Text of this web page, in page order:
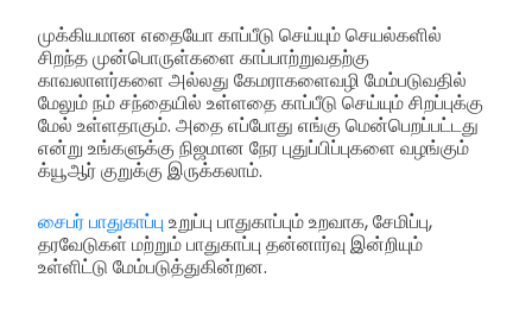
முக்கியமான எதையோ காப்பீடு செய்யும் செயல்களில்
சிறந்த முன்பொருள்களை காப்பாற்றுவதற்கு
காவலாளர்களை அல்லது கேமராகளைவழி மேம்படுவதில்
மேலும் நம் சந்தையில் உள்ளதை காப்பீடு செய்யும் சிறப்புக்கு
மேல் உள்ளதாகும். அதை எப்போது எங்கு மென்பெறப்பட்டது
என்று உங்களுக்கு நிஜமான நேர புதுப்பிப்புகளை வழங்கும்
க்யூஆர் குறுக்கு இருக்கலாம்.
சைபர் பாதுகாப்பு உறுப்பு பாதுகாப்பும் உறவாக, சேமிப்பு,
தரவேடுகள் மற்றும் பாதுகாப்பு தன்னார்வு இன்றியும்
உள்ளிட்டு மேம்படுத்துகின்றன.